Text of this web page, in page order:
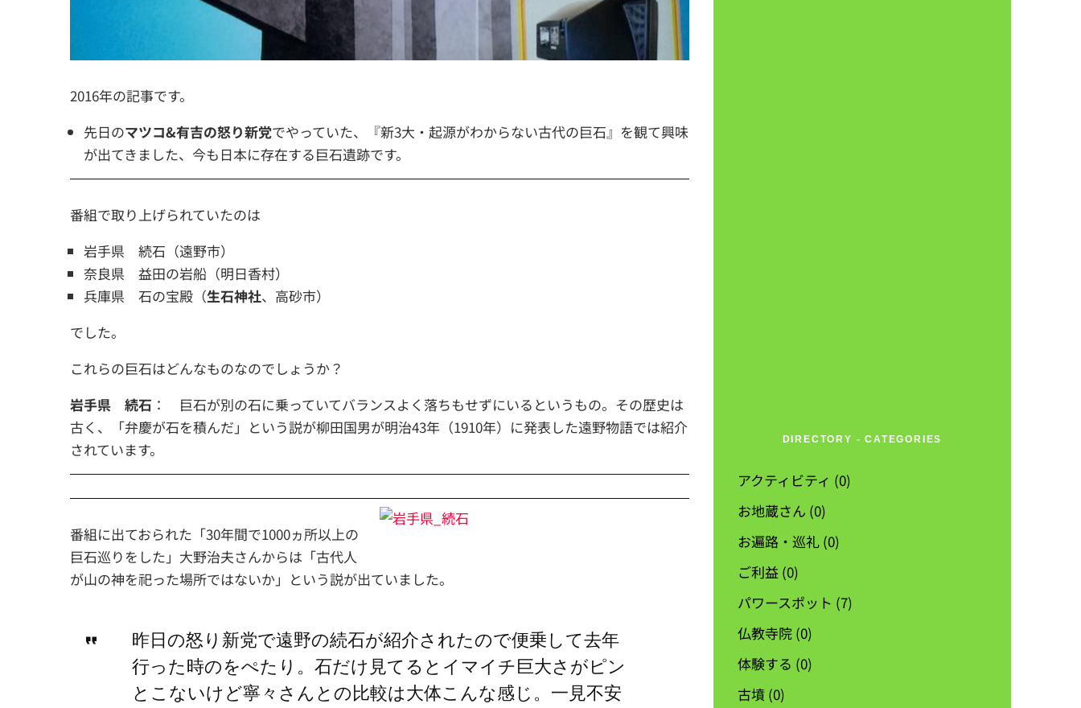
2016年の記事です。
先日のマツコ&有吉の怒り新党でやっていた、『新3大・起源がわからない古代の巨石』を観て興味
が出てきました、今も日本に存在する巨石遺跡です。
番組で取り上げられていたのは
岩手県 続石（遠野市）
奈良県 益田の岩船（明日香村）
兵庫県 石の宝殿（生石神社、高砂市）
でした。
これらの巨石はどんなものなのでしょうか？
岩手県 続石 ： 巨石が別の石に乗っていてバランスよく落ちもせずにいるというもの。その歴史は
古く、「弁慶が石を積んだ」という説が柳田国男が明治43年（1910年）に発表した遠野物語では紹介
されています。
番組に出ておられた「30年間で1000ヵ所以上の
巨石巡りをした」大野治夫さんからは「古代人
が山の神を祀った場所ではないか」という説が出ていました。
昨日の怒り新党で遠野の続石が紹介されたので便乗して去年
行った時のをぺたり。石だけ見てるとイマイチ巨大さがピン
とこないけど寧々さんとの比較は大体こんな感じ。一見不安
DIRECTORY - CATEGORIES
アクティビティ (0)
お地蔵さん (0)
お遍路・巡礼 (0)
ご利益 (0)
パワースポット (7)
仏教寺院 (0)
体験する (0)
古墳 (0)